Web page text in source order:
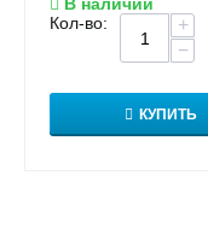
В наличии
Кол-во:
+
−
КУПИТЬ